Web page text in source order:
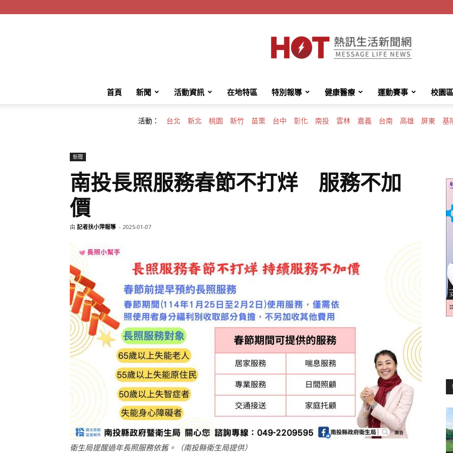
HotMessage
首頁 新聞 活動資訊 在地特區 特別報導 健康醫療 運動賽事 校園區
活動： 台北 新北 桃園 新竹 苗栗 台中 彰化 南投 雲林 嘉義 台南 高雄 屏東 基
新聞
南投長照服務春節不打烊 服務不加
價
由 記者扶小萍報導 - 2025-01-07
衛生局提醒過年長照服務依舊。（南投縣衛生局提供）